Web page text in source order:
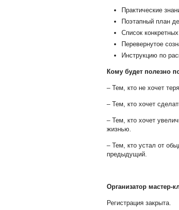
Практические
Поэтапный план
Список
Перевернутое
Инструкцию по
Кому будет полезно
– Тем, кто не хочет
– Тем, кто хочет
– Тем, кто хочет
жизнью.
– Тем, кто устал от
предыдущий.
Организатор мастер-
Регистрация закрыта.